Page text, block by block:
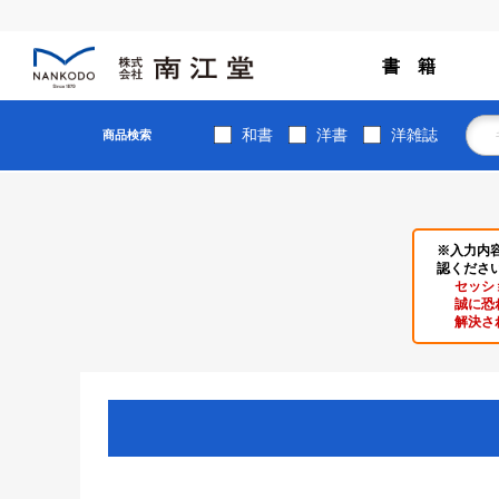
書 籍
商品検索 和書 洋書 洋雑誌
※入力内
認くださ
セッシ
誠に恐
解決さ